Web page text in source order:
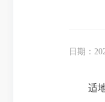
日期：
适地